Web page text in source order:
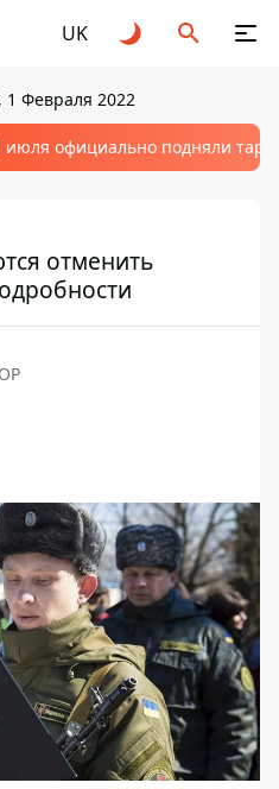
UK
1 Февраля 2022
июля официально подняли
отменить